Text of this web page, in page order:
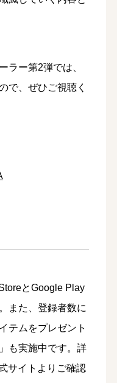
ラー第2弾では、
で、ぜひご視聴く
とGoogle Play
また、登録者数に
テムをプレゼント
も実施中です。詳
サイトよりご確認